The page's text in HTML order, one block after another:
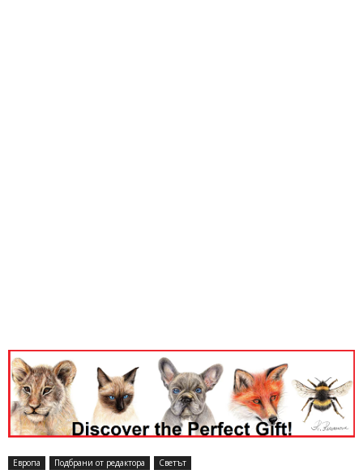
Европа Подбрани от редактора Светът